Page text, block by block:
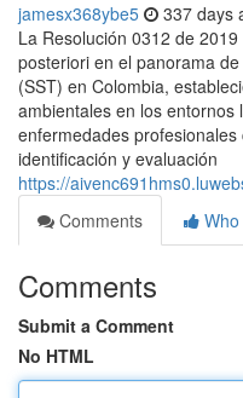
jamesx368ybe5 337 days
La Resolución 0312 de
posteriori en el panorama
(SST) en Colombia,
ambientales en los
enfermedades
identificación y evaluación
https://
Comments
Comments
Submit a Comment
No HTML